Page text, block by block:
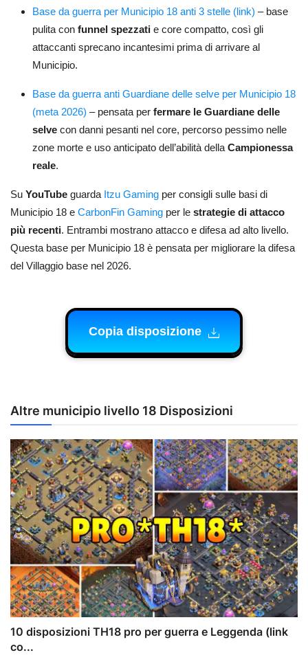
Base da guerra per Municipio 18 anti 3 stelle (link) – base
pulita con funnel spezzati e core compatto, così gli
attaccanti sprecano incantesimi prima di arrivare al
Municipio.
Base da guerra anti Guardiane delle selve per Municipio 18
(meta 2026) – pensata per fermare le Guardiane delle
selve con danni pesanti nel core, percorso pessimo nelle
zone morte e uso anticipato dell’abilità della Campionessa
reale.
Su YouTube guarda Itzu Gaming per consigli sulle basi di
Municipio 18 e CarbonFin Gaming per le strategie di attacco
più recenti. Entrambi mostrano attacco e difesa ad alto livello.
Questa base per Municipio 18 è pensata per migliorare la difesa
del Villaggio base nel 2026.
Copia disposizione
Altre municipio livello 18 Disposizioni
10 disposizioni TH18 pro per guerra e Leggenda (link
co...